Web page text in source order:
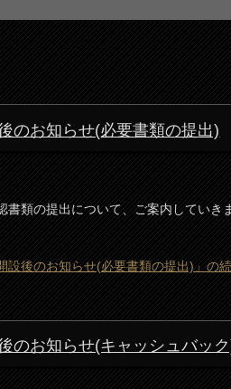
のお知らせ(必要書類の提出)
類の提出について、ご案内していき
後のお知らせ(必要書類の提出)」の
のお知らせ(キャッシュバッ